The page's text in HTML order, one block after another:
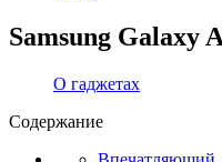
Samsung Galaxy
О гаджетах
Содержание